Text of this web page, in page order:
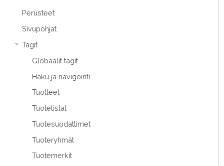
Perusteet
Sivupohjat
› Tagit
Globaalit tagit
Haku ja navigointi
Tuotteet
Tuotelistat
Tuotesuodattimet
Tuoteryhmät
Tuotemerkit